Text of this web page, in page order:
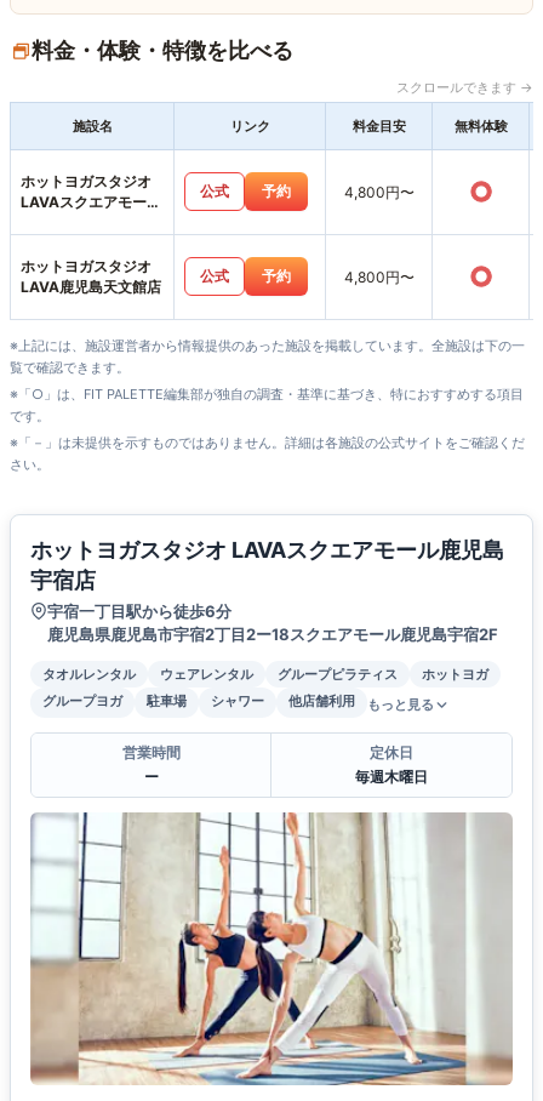
料金・体験・特徴を比べる
スクロールできます →
施設名 リンク 料金目安 無料体験
ホットヨガスタジオ
LAVAスクエアモール
公式 予約 4,800円〜 ○
ホットヨガスタジオ
LAVA鹿児島天文館店
公式 予約 4,800円〜 ○
※上記には、施設運営者から情報提供のあった施設を掲載しています。全施設は下の一
覧で確認できます。
※「○」は、FIT PALETTE編集部が独自の調査・基準に基づき、特におすすめする項目
です。
※「－」は未提供を示すものではありません。詳細は各施設の公式サイトをご確認くだ
さい。
ホットヨガスタジオ LAVAスクエアモール鹿児島
宇宿店
宇宿一丁目駅から徒歩6分
鹿児島県鹿児島市宇宿2丁目2ー18スクエアモール鹿児島宇宿2F
タオルレンタル ウェアレンタル グループピラティス
ホットヨガ
グループヨガ
駐車場 シャワー 他店舗利用 もっと見る
営業時間
ー
定休日
毎週木曜日